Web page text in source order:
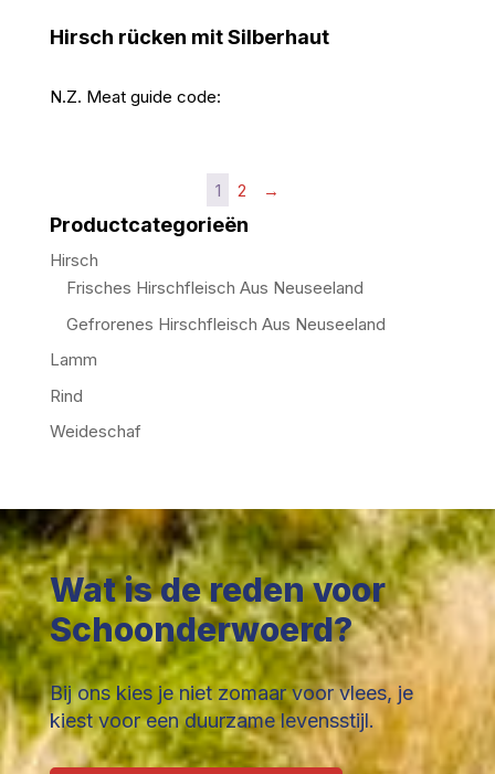
Hirsch rücken mit Silberhaut
N.Z. Meat guide code:
1 2 →
Productcategorieën
Hirsch
Frisches Hirschfleisch Aus Neuseeland
Gefrorenes Hirschfleisch Aus Neuseeland
Lamm
Rind
Weideschaf
Wat is de reden voor
Schoonderwoerd?
Bij ons kies je niet zomaar voor vlees, je
kiest voor een duurzame levensstijl.